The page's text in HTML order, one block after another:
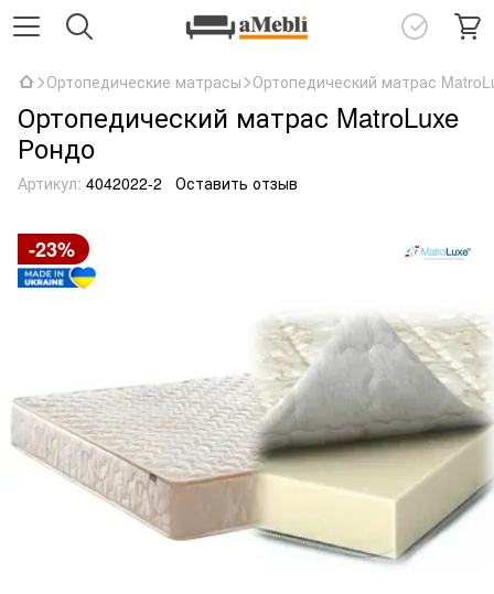
Ортопедические матрасы Ортопедический матрас
Ортопедический матрас MatroLuxe
Рондо
Артикул: 4042022-2 Оставить отзыв
-23%